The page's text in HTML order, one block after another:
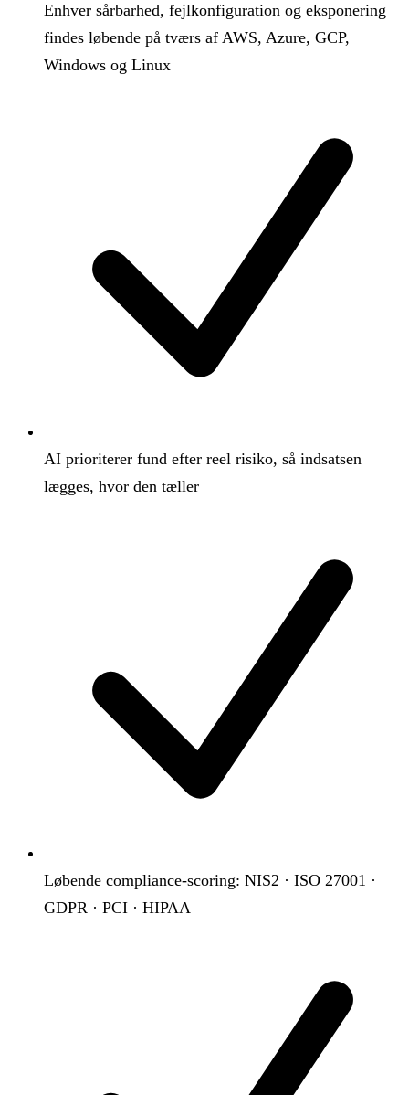
Enhver sårbarhed, fejlkonfiguration og eksponering
findes løbende på tværs af AWS, Azure, GCP,
Windows og Linux
AI prioriterer fund efter reel risiko, så indsatsen
lægges, hvor den tæller
Løbende compliance-scoring: NIS2 · ISO 27001 ·
GDPR · PCI · HIPAA